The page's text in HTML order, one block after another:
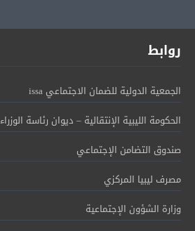
روابط
الجمعية الدولية للضمان الاجتماعي issa
الحكومة الليبية الإنتقالية – ديوان رئاسة الوزراء
صندوق التضامن الإجتماعي
مصرف ليبيا المركزي
وزارة الشؤون الإجتماعية